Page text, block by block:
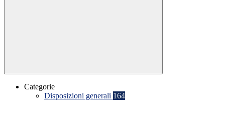
Categorie
Disposizioni generali 164